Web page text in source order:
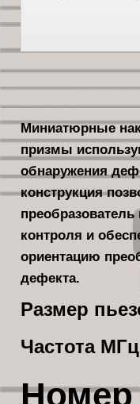
Миниатюрные
призмы
обнаружения
конструкция
контроля и
ориентацию
дефекта.
Размер
Частота